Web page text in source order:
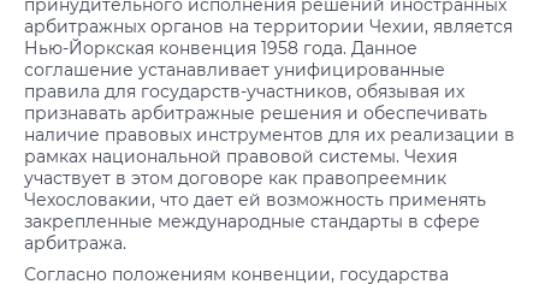
принудительного исполнения решений иностранных
арбитражных органов на территории Чехии, является
Нью-Йоркская конвенция 1958 года. Данное
соглашение устанавливает унифицированные
правила для государств-участников, обязывая их
признавать арбитражные решения и обеспечивать
наличие правовых инструментов для их реализации в
рамках национальной правовой системы. Чехия
участвует в этом договоре как правопреемник
Чехословакии, что дает ей возможность применять
закрепленные международные стандарты в сфере
арбитража.
Согласно положениям конвенции, государства